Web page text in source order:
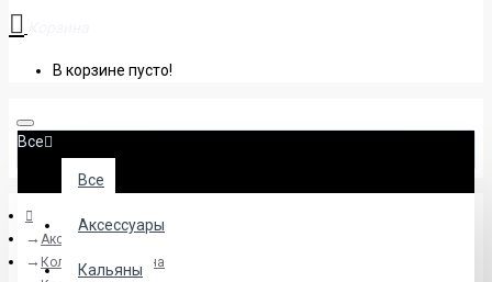
В корзине пусто!
Все
Все
Аксессуары
Кальяны
Аксессуары
Колбы для кальяна